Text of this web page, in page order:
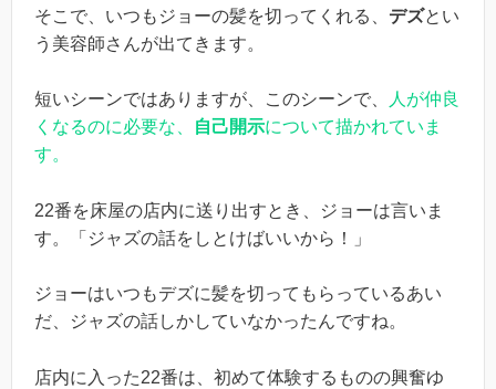
そこで、いつもジョーの髪を切ってくれる、 デズとい
う美容師さんが出てきます。
短いシーンではありますが、このシーンで、
人が仲良
くなるのに必要な、
自己開示について描かれていま
す。
22番を床屋の店内に送り出すとき、ジョーは言いま
す。「ジャズの話をしとけばいいから！」
ジョーはいつもデズに髪を切ってもらっているあい
だ、ジャズの話しかしていなかったんですね。
店内に入った22番は、初めて体験するものの興奮ゆ